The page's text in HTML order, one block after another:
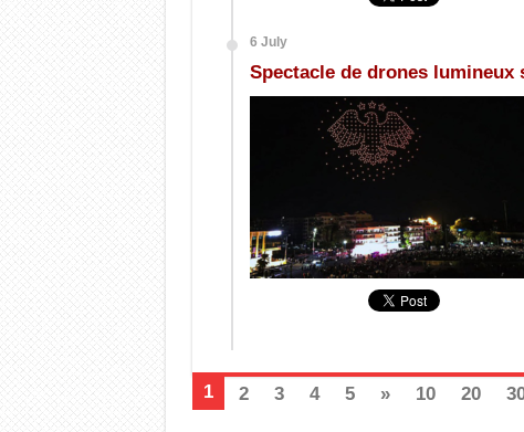
6 July
Spectacle de drones lumineux
1 2 3 4 5 » 10 20